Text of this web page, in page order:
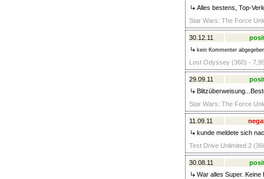
Alles bestens, Top-
Star Wars: The Force
30.12.11
kein Kommenter
Lost Odyssey (360) -
29.09.11
Star Wars: The Force
11.09.11
kunde meldete sich
Test Drive Unlimited 2
30.08.11
War alles Super. Keine